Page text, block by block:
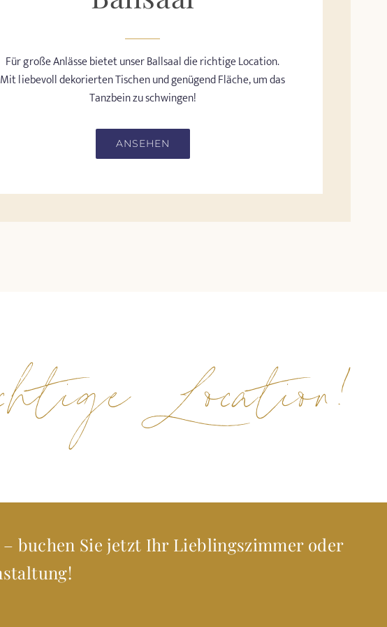
Für große Anlässe bietet unser Ballsaal die richtige Location.
Mit liebevoll dekorierten Tischen und genügend Fläche, um das
Tanzbein zu schwingen!
ANSEHEN
Location!
buchen Sie jetzt Ihr Lieblingszimmer oder